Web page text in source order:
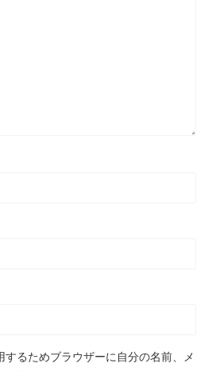
するためブラウザーに自分の名前、メ